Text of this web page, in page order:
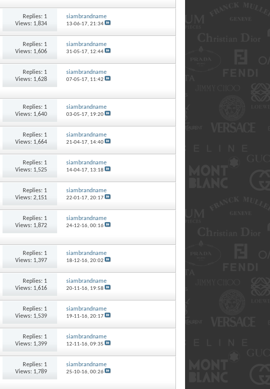
Replies: 1
Views: 1,834
siambrandname
13-06-17, 21:34
Replies: 1
Views: 1,606
siambrandname
31-05-17, 12:44
Replies: 1
Views: 1,628
siambrandname
07-05-17, 11:42
Replies: 1
Views: 1,640
siambrandname
03-05-17, 19:20
Replies: 1
Views: 1,664
siambrandname
21-04-17, 14:40
Replies: 1
Views: 1,525
siambrandname
14-04-17, 13:18
Replies: 1
Views: 2,151
siambrandname
22-01-17, 20:17
Replies: 1
Views: 1,872
siambrandname
24-12-16, 00:16
Replies: 1
Views: 1,397
siambrandname
18-12-16, 20:02
Replies: 1
Views: 1,616
siambrandname
20-11-16, 19:58
Replies: 1
Views: 1,539
siambrandname
19-11-16, 20:17
Replies: 1
Views: 1,399
siambrandname
12-11-16, 09:35
Replies: 1
Views: 1,789
siambrandname
25-10-16, 00:26